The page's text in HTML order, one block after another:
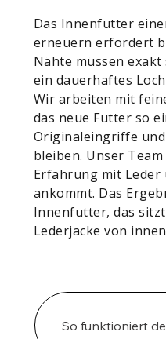
Das Innenfutter
erneuern erfordert
Nähte müssen
ein dauerhaftes
Wir arbeiten mit
das neue Futter so
Originaleingriffe
bleiben. Unser
Erfahrung mit Leder
ankommt. Das
Innenfutter, das
Lederjacke von
So funktioniert